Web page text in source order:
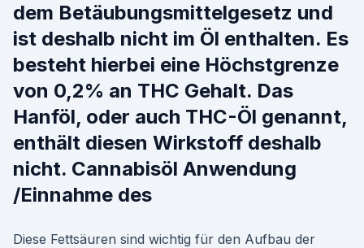
dem Betäubungsmittelgesetz und
ist deshalb nicht im Öl enthalten. Es
besteht hierbei eine Höchstgrenze
von 0,2% an THC Gehalt. Das
Hanföl, oder auch THC-Öl genannt,
enthält diesen Wirkstoff deshalb
nicht. Cannabisöl Anwendung
/Einnahme des
Diese Fettsäuren sind wichtig für den Aufbau der